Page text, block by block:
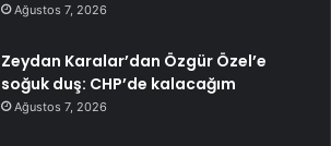
Ağustos 7, 2026
Zeydan Karalar’dan Özgür Özel’e
soğuk duş: CHP’de kalacağım
Ağustos 7, 2026